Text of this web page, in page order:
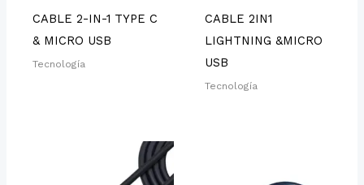
CABLE 2-IN-1 TYPE C
& MICRO USB
Tecnología
CABLE 2IN1
LIGHTNING &MICRO
USB
Tecnología